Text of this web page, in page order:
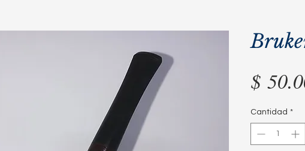
$
Cantidad *